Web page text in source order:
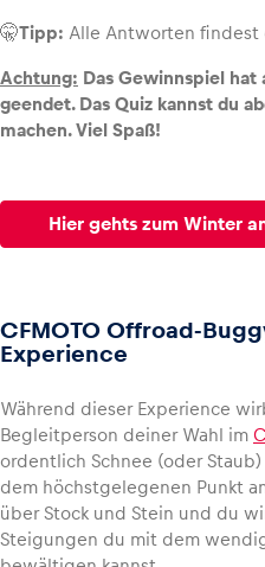
Glossar
🤫Tipp: Alle Antworten findest
Achtung: Das Gewinnspiel hat
geendet. Das Quiz kannst du
machen. Viel Spaß!
Hier gehts zum Winter
CFMOTO Offroad-
Experience
Während dieser Experience
Begleitperson deiner Wahl im
ordentlich Schnee (oder Staub)
dem höchstgelegenen Punkt
über Stock und Stein und du
Steigungen du mit dem